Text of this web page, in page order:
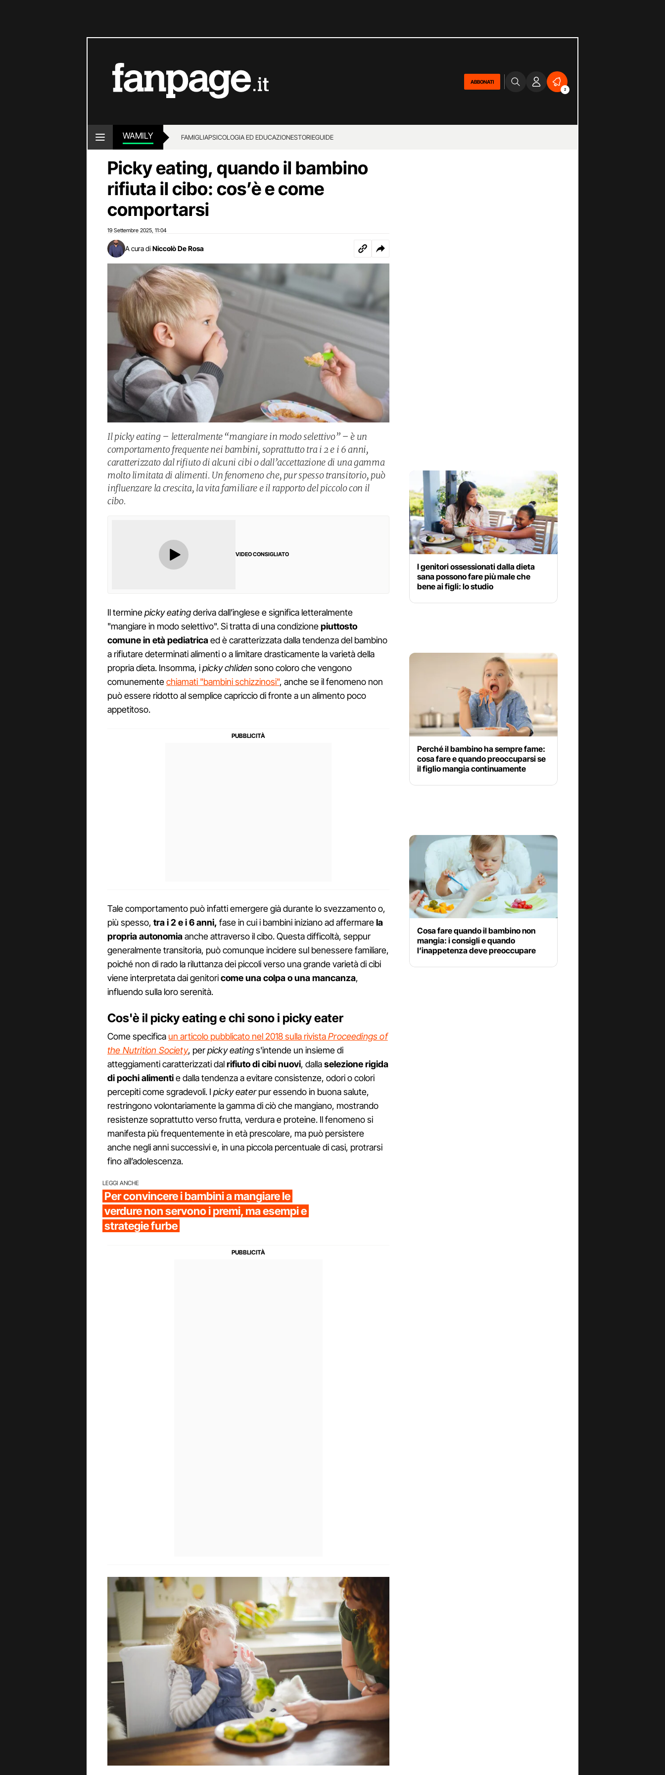
ABBONATI
2
WAMILY FAMIGLIAPSICOLOGIA ED EDUCAZIONESTORIEGUIDE
Picky eating, quando il bambino
rifiuta il cibo: cos’è e come
comportarsi
19 Settembre 2025 11:04
A cura di Niccolò De Rosa
Il picky eating – letteralmente “mangiare in modo selettivo” – è un
comportamento frequente nei bambini, soprattutto tra i 2 e i 6 anni,
caratterizzato dal rifiuto di alcuni cibi o dall’accettazione di una gamma
molto limitata di alimenti. Un fenomeno che, pur spesso transitorio, può
influenzare la crescita, la vita familiare e il rapporto del piccolo con il
cibo.
VIDEO CONSIGLIATO
Il terminepicky eatingderiva dall’inglese e significa letteralmente
"mangiare in modo selettivo". Si tratta di una condizionepiuttosto
comune in età pediatricaed è caratterizzata dalla tendenza del bambino
a rifiutare determinati alimenti o a limitare drasticamente la varietà della
propria dieta. Insomma, ipicky chliden sono coloro che vengono
comunementechiamati "bambini schizzinosi", anche se il fenomeno non
può essere ridotto al semplice capriccio di fronte a un alimento poco
appetitoso.
Tale comportamento può infatti emergere già durante lo svezzamento o,
più spesso, tra i 2 e i 6 anni, fase in cui i bambini iniziano ad affermarela
propria autonomiaanche attraverso il cibo. Questa difficoltà, seppur
generalmente transitoria, può comunque incidere sul benessere familiare,
poiché non di rado la riluttanza dei piccoli verso una grande varietà di cibi
viene interpretata dai genitoricome una colpa o una mancanza,
influendo sulla loro serenità.
Cos'è il picky eating e chi sono i picky eater
Come specifica un articolo pubblicato nel 2018 sulla rivistaProceedings of
the Nutrition Society, perpicky eatings'intende un insieme di
atteggiamenti caratterizzati dalrifiuto di cibi nuovi, dallaselezione rigida
di pochi alimentie dalla tendenza a evitare consistenze, odori o colori
percepiti come sgradevoli. I picky eaterpur essendo in buona salute,
restringono volontariamente la gamma di ciò che mangiano, mostrando
resistenze soprattutto verso frutta, verdura e proteine. Il fenomeno si
manifesta più frequentemente in età prescolare, ma può persistere
anche negli anni successivi e, in una piccola percentuale di casi, protrarsi
fino all’adolescenza.
LEGGI ANCHE
Per convincere i bambini a mangiare le
verdure non servono i premi, ma esempi e
strategie furbe
I genitori ossessionati dalla dieta
sana possono fare più male che
bene ai figli: lo studio
Perché il bambino ha sempre fame:
cosa fare e quando preoccuparsi se
il figlio mangia continuamente
Cosa fare quando il bambino non
mangia: i consigli e quando
l’inappetenza deve preoccupare